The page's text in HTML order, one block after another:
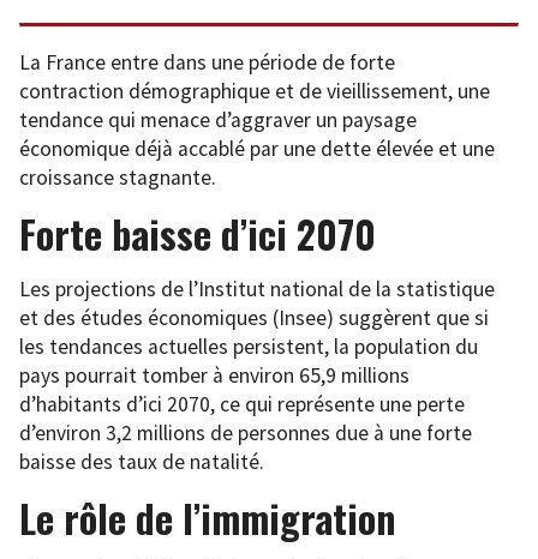
La France entre dans une période de forte
contraction démographique et de vieillissement, une
tendance qui menace d’aggraver un paysage
économique déjà accablé par une dette élevée et une
croissance stagnante.
Forte baisse d’ici 2070
Les projections de l’Institut national de la statistique
et des études économiques (Insee) suggèrent que si
les tendances actuelles persistent, la population du
pays pourrait tomber à environ 65,9 millions
d’habitants d’ici 2070, ce qui représente une perte
d’environ 3,2 millions de personnes due à une forte
baisse des taux de natalité.
Le rôle de l’immigration